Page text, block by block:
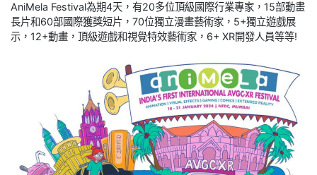
AniMela Festival為期4天，有20多位頂級國際行業專家，15部動畫
長片和60部國際獲獎短片，70位獨立漫畫藝術家，5+獨立遊戲展
示，12+動畫，頂級遊戲和視覺特效藝術家，6+ XR開發人員等等!